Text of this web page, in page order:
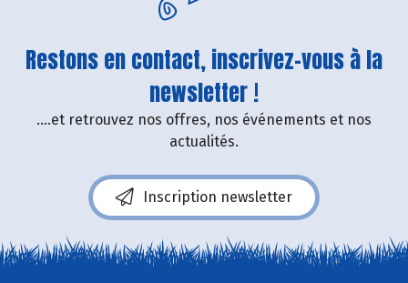
Restons en contact, inscrivez-vous à la
newsletter !
....et retrouvez nos offres, nos événements et nos
actualités.
Inscription newsletter